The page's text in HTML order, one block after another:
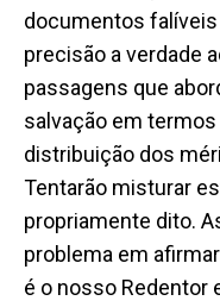
documentos
precisão a verdade
passagens que
salvação em
distribuição dos
Tentarão misturar
propriamente dito.
problema em
é o nosso Redentor